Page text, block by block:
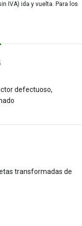
IVA) ida y vuelta. Para los
defectuoso,
transformadas de